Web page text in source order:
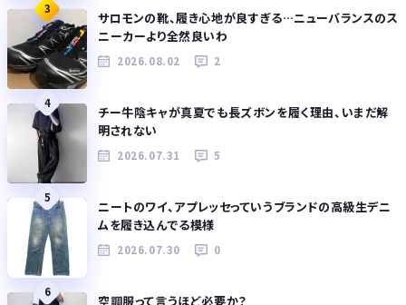
3
サロモンの靴、履き心地が良すぎる…ニューバランスのス
ニーカーより全然良いわ
2026.08.02 2
4
チー牛陰キャが真夏でも長ズボンを履く理由、いまだ解
明されない
2026.07.31 5
5
ニートのワイ、アプレッセっていうブランドの高級生デニ
ムを履き込んでる模様
2026.07.30 0
6
空調服って言うほど必要か？